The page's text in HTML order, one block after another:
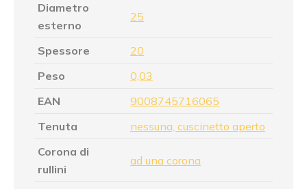
Diametro
esterno
25
Spessore
20
Peso
0,03
EAN
9008745716065
Tenuta
nessuna, cuscinetto aperto
Corona di
rullini
ad una corona